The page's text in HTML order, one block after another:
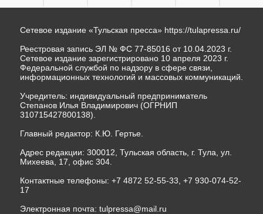
Сетевое издание «Тульская пресса» https://tulapressa.ru/
Реестровая запись ЭЛ № ФС 77-85016 от 10.04.2023 г.
Сетевое издание зарегистрировано 10 апреля 2023 г.
Федеральной службой по надзору в сфере связи,
информационных технологий и массовых коммуникаций.
Учредитель: индивидуальный предприниматель
Степанов Илья Владимирович (ОГРНИП
310715427800138).
Главный редактор: К.Ю. Гертье.
Адрес редакции: 300012, Тульская область, г. Тула, ул.
Михеева, 17, офис 304.
Контактные телефоны: +7 4872 52-55-33, +7 930-074-52-
17
Электронная почта: tulpressa@mail.ru